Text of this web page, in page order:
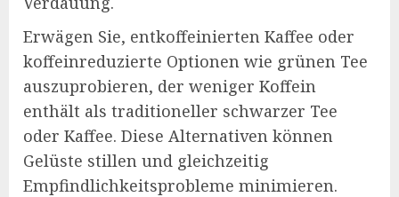
Erwägen Sie, entkoffeinierten Kaffee oder
koffeinreduzierte Optionen wie grünen Tee
auszuprobieren, der weniger Koffein
enthält als traditioneller schwarzer Tee
oder Kaffee. Diese Alternativen können
Gelüste stillen und gleichzeitig
Empfindlichkeitsprobleme minimieren.